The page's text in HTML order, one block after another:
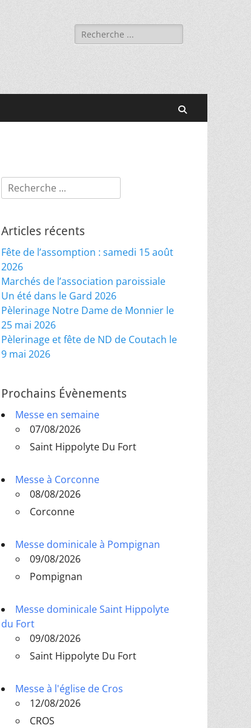
Rechercher :
Rechercher :
Articles récents
Fête de l’assomption : samedi 15 août
2026
Marchés de l’association paroissiale
Un été dans le Gard 2026
Pèlerinage Notre Dame de Monnier le
25 mai 2026
Pèlerinage et fête de ND de Coutach le
9 mai 2026
Prochains Évènements
Messe en semaine
07/08/2026
Saint Hippolyte Du Fort
Messe à Corconne
08/08/2026
Corconne
Messe dominicale à Pompignan
09/08/2026
Pompignan
Messe dominicale Saint Hippolyte
du Fort
09/08/2026
Saint Hippolyte Du Fort
Messe à l'église de Cros
12/08/2026
CROS